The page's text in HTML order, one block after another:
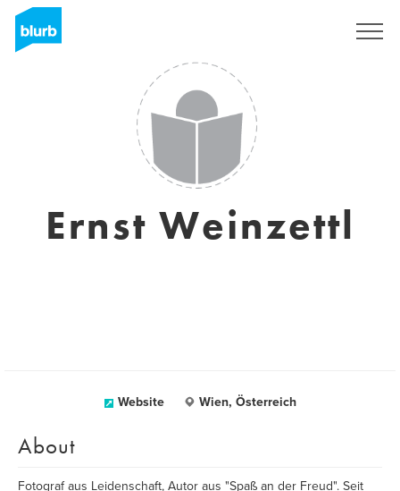
Ernst Weinzettl
Website Wien, Österreich
About
Fotograf aus Leidenschaft, Autor aus "Spaß an der Freud". Seit